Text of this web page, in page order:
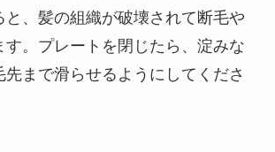
と、髪の組織が破壊されて断毛や
す。プレートを閉じたら、淀みな
先まで滑らせるようにしてくださ